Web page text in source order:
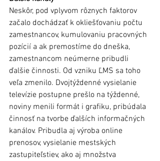
Neskôr, pod vplyvom rôznych faktorov
začalo dochádzať k okliešťovaniu počtu
zamestnancov, kumulovaniu pracovných
pozícií a ak premostíme do dneška,
zamestnancom neúmerne pribudli
ďalšie činnosti. Od vzniku ĽMS sa toho
veľa zmenilo. Dvojtýždenné vysielanie
televízie postupne prešlo na týždenné,
noviny menili formát i grafiku, pribúdala
činnosť na tvorbe ďalších informačných
kanálov. Pribudla aj výroba online
prenosov, vysielanie mestských
zastupiteľstiev, ako aj množstva